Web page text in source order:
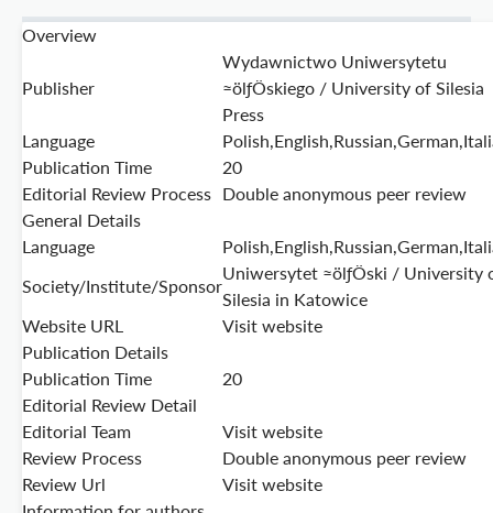
Overview
Publisher
Wydawnictwo Uniwersytetu
≈ölƒÖskiego / University of Silesia
Press
Language
Publication Time
20
Editorial Review Process Double anonymous peer review
General Details
Language
Society/Institute/Sponsor
Uniwersytet ≈ölƒÖski / University
Silesia in Katowice
Website URL
Visit website
Publication Details
Publication Time
20
Editorial Review Detail
Editorial Team
Visit website
Review Process
Double anonymous peer review
Review Url
Visit website